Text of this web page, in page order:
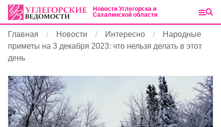
Новости Углегорска и
Сахалинской области
Главная Новости Интересно
Народные
приметы на 3 декабря 2023: что нельзя делать в этот
день